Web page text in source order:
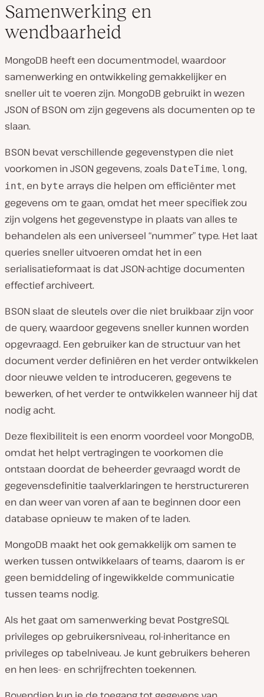
Samenwerking en
wendbaarheid
MongoDB heeft een documentmodel, waardoor
samenwerking en ontwikkeling gemakkelijker en
sneller uit te voeren zijn. MongoDB gebruikt in wezen
JSON of BSON om zijn gegevens als documenten op te
slaan.
BSON bevat verschillende gegevenstypen die niet
voorkomen in JSON gegevens, zoals DateTime, long,
int, en byte arrays die helpen om efficiënter met
gegevens om te gaan, omdat het meer specifiek zou
zijn volgens het gegevenstype in plaats van alles te
behandelen als een universeel “nummer” type. Het laat
queries sneller uitvoeren omdat het in een
serialisatieformaat is dat JSON-achtige documenten
effectief archiveert.
BSON slaat de sleutels over die niet bruikbaar zijn voor
de query, waardoor gegevens sneller kunnen worden
opgevraagd. Een gebruiker kan de structuur van het
document verder definiëren en het verder ontwikkelen
door nieuwe velden te introduceren, gegevens te
bewerken, of het verder te ontwikkelen wanneer hij dat
nodig acht.
Deze flexibiliteit is een enorm voordeel voor MongoDB,
omdat het helpt vertragingen te voorkomen die
ontstaan doordat de beheerder gevraagd wordt de
gegevensdefinitie taalverklaringen te herstructureren
en dan weer van voren af aan te beginnen door een
database opnieuw te maken of te laden.
MongoDB maakt het ook gemakkelijk om samen te
werken tussen ontwikkelaars of teams, daarom is er
geen bemiddeling of ingewikkelde communicatie
tussen teams nodig.
Als het gaat om samenwerking bevat PostgreSQL
privileges op gebruikersniveau, rol-inheritance en
privileges op tabelniveau. Je kunt gebruikers beheren
en hen lees- en schrijfrechten toekennen.